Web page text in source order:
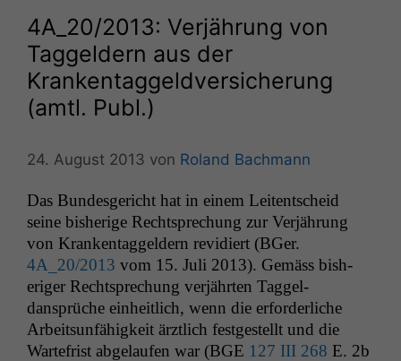
4A_20/2013: Verjährung von
Taggeldern aus der
Krankentaggeldversicherung
(amtl. Publ.)
24. August 2013 von Roland Bachmann
Das Bun­des­gericht hat in einem Leit­entscheid
seine bish­erige Recht­sprechung zur Ver­jährung
von Kranken­taggeldern rev­i­diert (BGer.
4A_20/2013 vom 15. Juli 2013). Gemäss bish­
eriger Recht­sprechung ver­jährten Taggel­
dansprüche ein­heitlich, wenn die erforder­liche
Arbeit­sun­fähigkeit ärztlich fest­gestellt und die
Warte­frist abge­laufen war (BGE 127 III 268 E. 2b